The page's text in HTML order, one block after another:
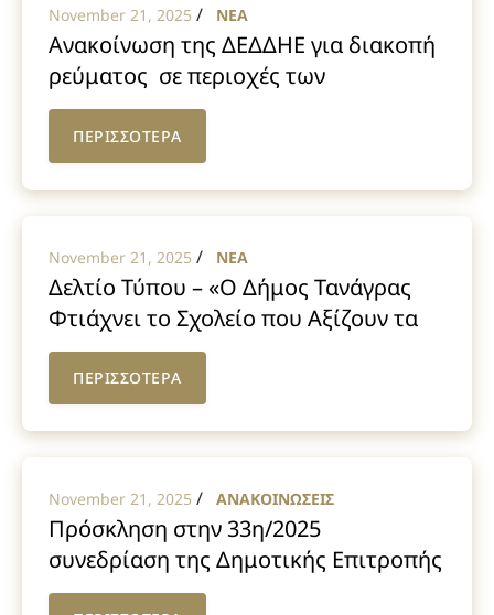
November 21, 2025 / NEA
Ανακοίνωση της ΔΕΔΔΗΕ για διακοπή
ρεύματος σε περιοχές των
Οινοφύτων την Κυριακή 23/11/2025
ΠΕΡΙΣΣΟΤΕΡΑ
November 21, 2025 / NEA
Δελτίο Τύπου – «Ο Δήμος Τανάγρας
Φτιάχνει το Σχολείο που Αξίζουν τα
Παιδιά του!Το Υπουργείο Παιδείας
ενέκρινε την αναθεώρηση του
κτηριολογικού προγράμματος του
1ου 12/θεσιου Δημοτικού Σχολείου
υποδομές και καλύτερες συνθήκες
μάθησης για 240 μαθητές.»
ΠΕΡΙΣΣΟΤΕΡΑ
November 21, 2025 / ΑΝΑΚΟΙΝΩΣΕΙΣ
Πρόσκληση στην 33η/2025
συνεδρίαση της Δημοτικής Επιτροπής